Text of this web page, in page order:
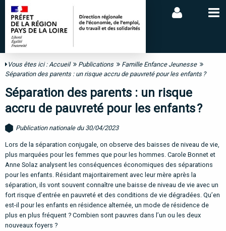
Vous êtes ici :Accueil Publications
Famille Enfance Jeunesse
Séparation des parents : un risque accru de pauvreté pour les enfants ?
Séparation des parents : un risque
accru de pauvreté pour les enfants ?
Publication nationale du 30/04/2023
Lors de la séparation conjugale, on observe des baisses de niveau de vie,
plus marquées pour les femmes que pour les hommes. Carole Bonnet et
Anne Solaz analysent les conséquences économiques des séparations
pour les enfants. Résidant majoritairement avec leur mère après la
séparation, ils vont souvent connaître une baisse de niveau de vie avec un
fort risque d’entrée en pauvreté et des conditions de vie dégradées. Qu’en
est-il pour les enfants en résidence alternée, un mode de résidence de
plus en plus fréquent ? Combien sont pauvres dans l’un ou les deux
nouveaux foyers ?